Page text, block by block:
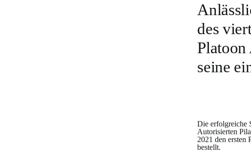
des
Platoon
seine
Die erfolgreiche
Autorisierten
2021 den ersten
bestellt.